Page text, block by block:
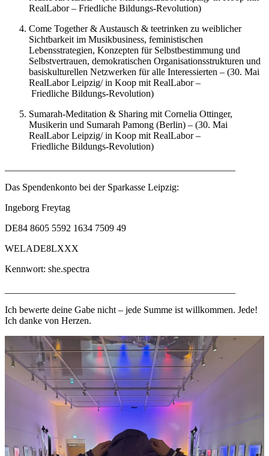
RealLabor – Friedliche Bildungs-Revolution)
Come Together & Austausch & teetrinken zu weiblicher
Sichtbarkeit im Musikbusiness, feministischen
Lebensstrategien, Konzepten für Selbstbestimmung und
Selbstvertrauen, demokratischen Organisationsstrukturen und
basiskulturellen Netzwerken für alle Interessierten – (30. Mai
RealLabor Leipzig/ in Koop mit RealLabor –
Friedliche Bildungs-Revolution)
Sumarah-Meditation & Sharing mit Cornelia Ottinger,
Musikerin und Sumarah Pamong (Berlin) – (30. Mai
RealLabor Leipzig/ in Koop mit RealLabor –
Friedliche Bildungs-Revolution)
Das Spendenkonto bei der Sparkasse Leipzig:
Ingeborg Freytag
DE84 8605 5592 1634 7509 49
WELADE8LXXX
Kennwort: she.spectra
Ich bewerte deine Gabe nicht – jede Summe ist willkommen. Jede!
Ich danke von Herzen.